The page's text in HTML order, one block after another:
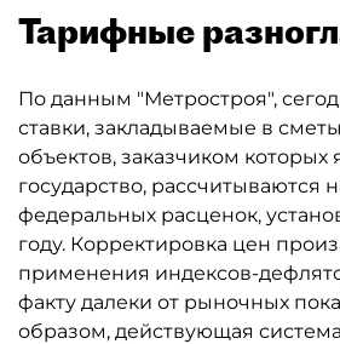
Тарифные
По данным "Метростроя",
ставки, закладываемые в
объектов, заказчиком которых
государство, рассчитываются
федеральных расценок,
году. Корректировка цен
применения индексов-
факту далеки от рыночных
образом, действующая система